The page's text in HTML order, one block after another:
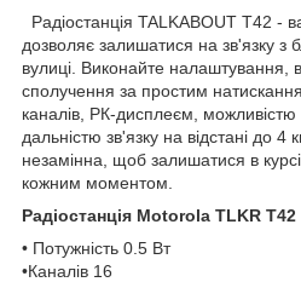
Радіостанція TALKABOUT T42 -
дозволяє залишатися на зв'язку з
вулиці. Виконайте налаштування,
сполучення за простим
каналів, РК-дисплеєм, можливістю
дальністю зв'язку на відстані до 4
незамінна, щоб залишатися в
кожним моментом.
Радіостанція Motorola TLKR T42
• Потужність 0.5 Вт
•Каналів 16